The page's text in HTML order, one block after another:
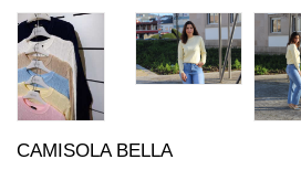
CAMISOLA BELLA